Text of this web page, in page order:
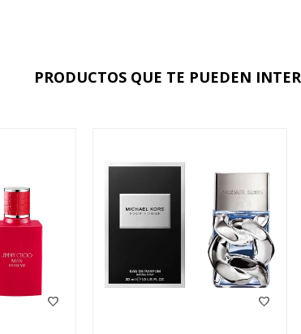
PRODUCTOS QUE TE PUEDEN